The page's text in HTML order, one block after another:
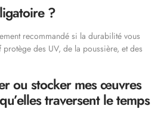
?
recommandé si la durabilité vous
des UV, de la poussière, et des
ou stocker mes œuvres
traversent le temps